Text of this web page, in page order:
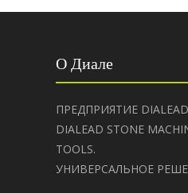
О Диале
ПРЕДПРИЯТИЕ
DIALEAD STONE
TOOLS.
УНИВЕРСАЛЬНОЕ